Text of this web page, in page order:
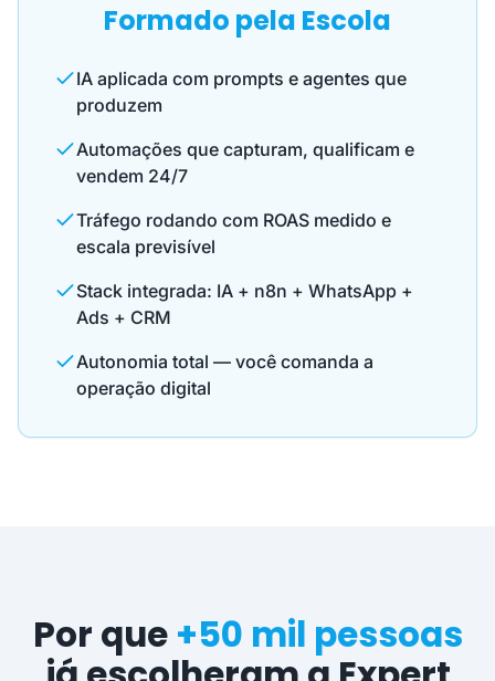
Formado pela Escola
IA aplicada com prompts e agentes que
produzem
Automações que capturam, qualificam e
vendem 24/7
Tráfego rodando com ROAS medido e
escala previsível
Stack integrada: IA + n8n + WhatsApp +
Ads + CRM
Autonomia total — você comanda a
operação digital
Por que +50 mil pessoas